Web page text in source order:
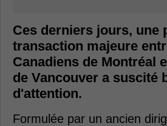
Ces derniers jours, une
transaction majeure
Canadiens de Montréal
de Vancouver a suscité
d'attention.
Formulée par un ancien